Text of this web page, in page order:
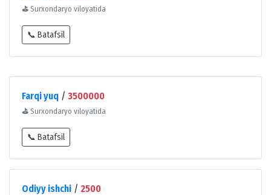
⛳ Surxondaryo viloyatida
📞 Batafsil
Farqi yuq / 3500000
⛳ Surxondaryo viloyatida
📞 Batafsil
Odiyy ishchi / 2500